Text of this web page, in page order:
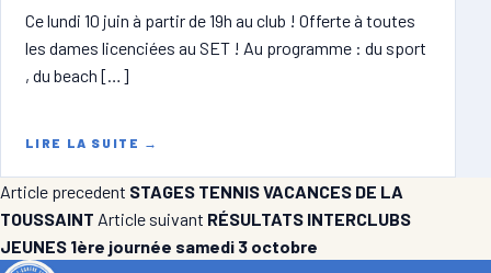
Ce lundi 10 juin à partir de 19h au club ! Offerte à toutes
les dames licenciées au SET ! Au programme : du sport
, du beach […]
LIRE LA SUITE →
Article precedent STAGES TENNIS VACANCES DE LA
TOUSSAINT Article suivant RÉSULTATS INTERCLUBS
JEUNES 1ère journée samedi 3 octobre